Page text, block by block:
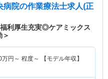
病院の作業療法士求人(正
福利厚生充実◎ケアミックス
万円～ 程度～ 【モデル年収】